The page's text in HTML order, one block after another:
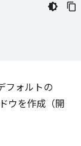
フォルトの
ウを作成（開